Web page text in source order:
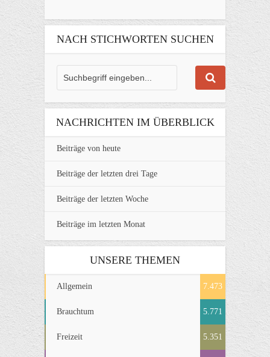
NACH STICHWORTEN SUCHEN
NACHRICHTEN IM ÜBERBLICK
Beiträge von heute
Beiträge der letzten drei Tage
Beiträge der letzten Woche
Beiträge im letzten Monat
UNSERE THEMEN
Allgemein 7.473
Brauchtum 5.771
Freizeit 5.351